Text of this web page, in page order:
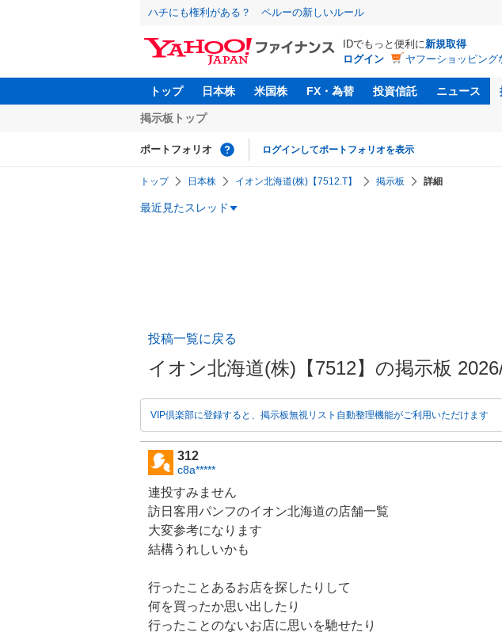
ハチにも権利がある？ ペルーの新しいルール
IDでもっと便利に新規取得
ログイン
ヤフーショッピング
トップ 日本株 米国株 FX・為替 投資信託 ニュース
掲示板トップ
ポートフォリオ ログインしてポートフォリオを表示
トップ 日本株 イオン北海道(株)【7512.T】 掲示板 詳細
最近見たスレッド
投稿一覧に戻る
イオン北海道(株)【7512】の掲示板
VIP倶楽部に登録すると、掲示板無視リスト自動整理機能がご利用いただけます
312
c8a*****
連投すみません
訪日客用パンフのイオン北海道の店舗一覧
大変参考になります
結構うれしいかも
行ったことあるお店を探したりして
何を買ったか思い出したり
行ったことのないお店に思いを馳せたり